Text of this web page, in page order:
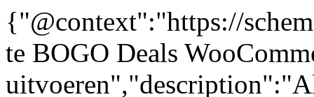
{"@context":"https://
te BOGO Deals